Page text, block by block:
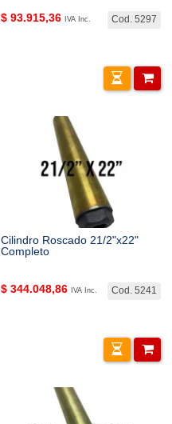
Cod. 5297
$ 93.915,36 IVA Inc.
Cilindro Roscado 21/2"x22"
Completo
Cod. 5241
$ 344.048,86 IVA Inc.